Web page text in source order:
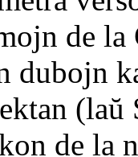
de
dubojn
de la